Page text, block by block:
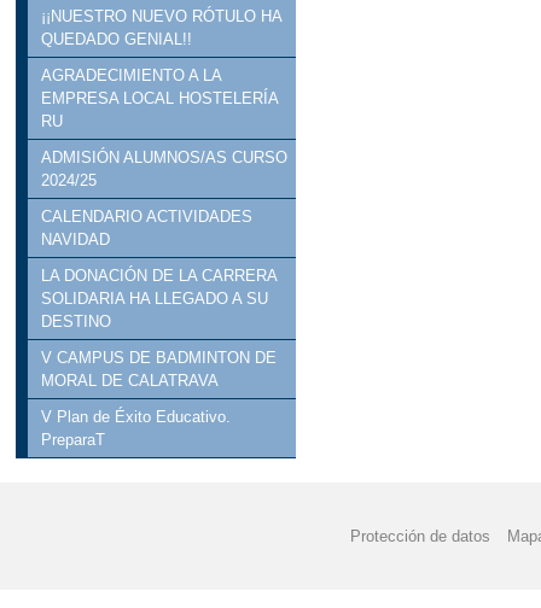
¡¡NUESTRO NUEVO RÓTULO HA
QUEDADO GENIAL!!
AGRADECIMIENTO A LA
EMPRESA LOCAL HOSTELERÍA
RU
ADMISIÓN ALUMNOS/AS CURSO
2024/25
CALENDARIO ACTIVIDADES
NAVIDAD
LA DONACIÓN DE LA CARRERA
SOLIDARIA HA LLEGADO A SU
DESTINO
V CAMPUS DE BADMINTON DE
MORAL DE CALATRAVA
V Plan de Éxito Educativo.
PreparaT
Protección de datos